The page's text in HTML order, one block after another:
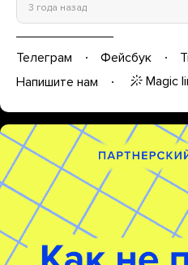
3 года назад
Телеграм Фейсбук
Напишите нам
Magic